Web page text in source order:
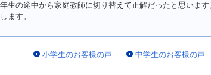
生の途中から家庭教師に切り替えて正解だったと思いま
ます。
小学生のお客様の声 中学生のお客様の声